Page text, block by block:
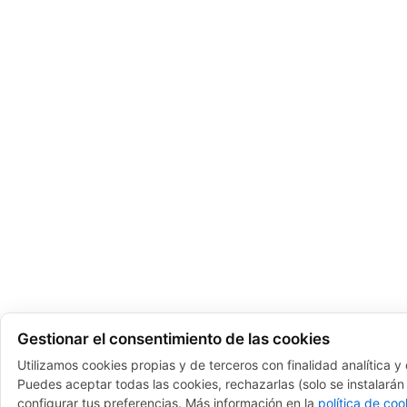
Gestionar el consentimiento de las cookies
Utilizamos cookies propias y de terceros con finalidad analítica y
Puedes aceptar todas las cookies, rechazarlas (solo se
configurar tus preferencias. Más información en la política de